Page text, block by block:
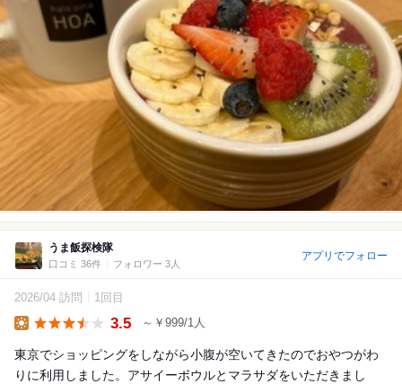
うま飯探検隊
口コミ 36件 フォロワー 3人
アプリでフォロー
2026/04 訪問 1回目
3.5 ～￥999/1人
東京でショッピングをしながら小腹が空いてきたのでおやつがわ
りに利用しました。アサイーボウルとマラサダをいただきまし